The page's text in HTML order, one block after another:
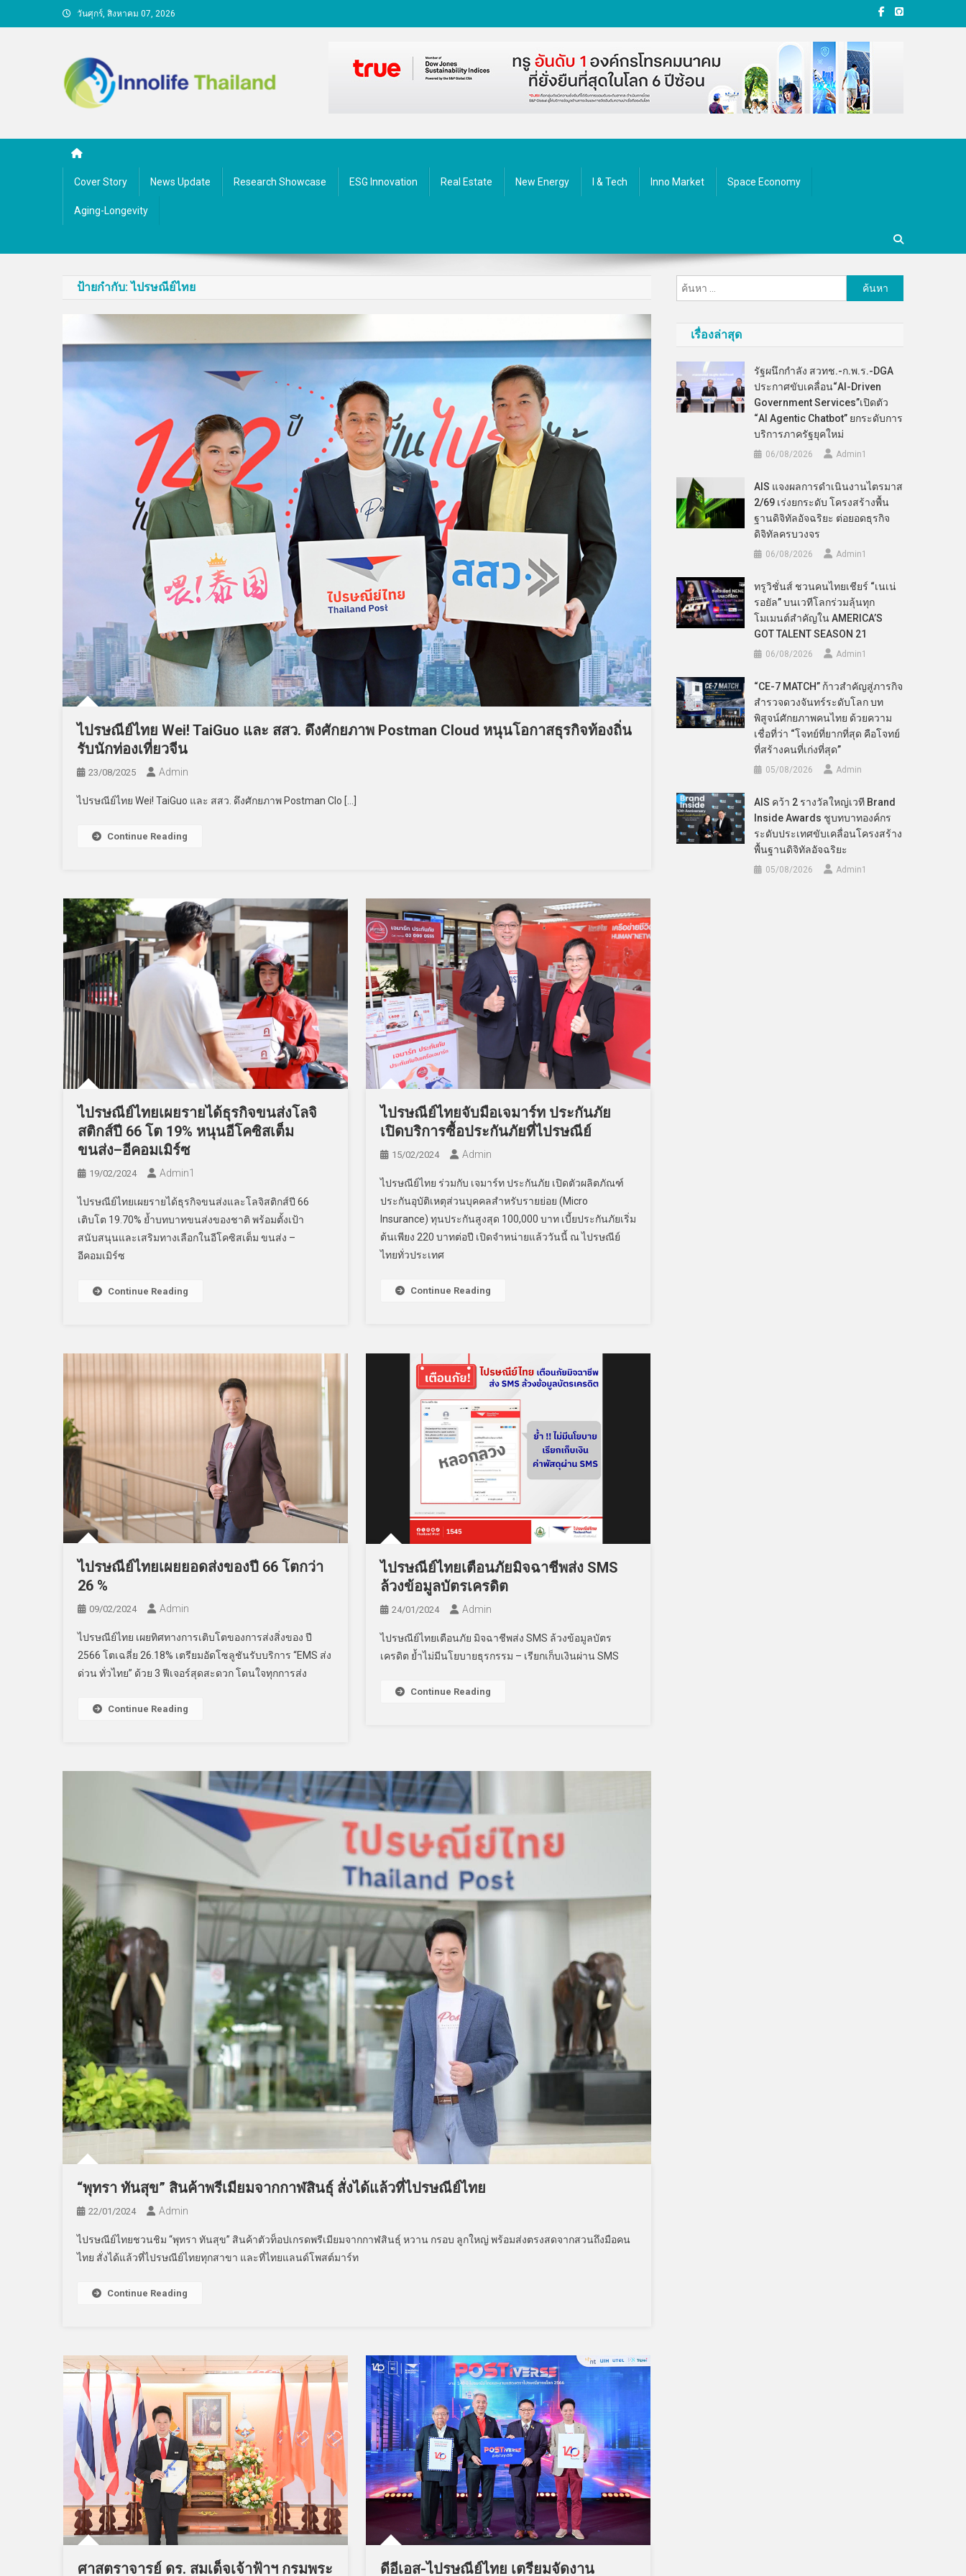
to
วันศุกร์, สิงหาคม 07, 2026
Cover Story News Update Research Showcase ESG Innovation Real Estate New Energy I & Tech Inno Market Space Economy
Aging-Longevity
ป้ายกำกับ:ไปรษณีย์ไทย
ไปรษณีย์ไทย Wei! TaiGuo และ สสว. ดึงศักยภาพ Postman Cloud หนุนโอกาสธุรกิจท้องถิ่น
รับนักท่องเที่ยวจีน
23/08/2025 Admin
ไปรษณีย์ไทย Wei! TaiGuo และ สสว. ดึงศักยภาพ Postman Clo […]
Continue Reading
ไปรษณีย์ไทยเผยรายได้ธุรกิจขนส่งโลจิ
สติกส์ปี 66 โต 19% หนุนอีโคซิสเต็ม
ขนส่ง–อีคอมเมิร์ซ
19/02/2024 Admin​1
ไปรษณีย์ไทยเผยรายได้ธุรกิจขนส่งและโลจิสติกส์ปี 66
เติบโต 19.70% ย้ำบทบาทขนส่งของชาติ พร้อมตั้งเป้า
สนับสนุนและเสริมทางเลือกในอีโคซิสเต็ม ขนส่ง –
อีคอมเมิร์ซ
Continue Reading
ไปรษณีย์ไทยจับมือเจมาร์ท ประกันภัย
เปิดบริการซื้อประกันภัยที่ไปรษณีย์
15/02/2024 Admin
ไปรษณีย์ไทย ร่วมกับ เจมาร์ท ประกันภัย เปิดตัวผลิตภัณฑ์
ประกันอุบัติเหตุส่วนบุคคลสำหรับรายย่อย (Micro
Insurance) ทุนประกันสูงสุด 100,000 บาท เบี้ยประกันภัยเริ่ม
ต้นเพียง 220 บาทต่อปี เปิดจำหน่ายแล้ววันนี้ ณ ไปรษณีย์
ไทยทั่วประเทศ
Continue Reading
ไปรษณีย์ไทยเผยยอดส่งของปี 66 โตกว่า
26 %
09/02/2024 Admin
ไปรษณีย์ไทย เผยทิศทางการเติบโตของการส่งสิ่งของ ปี
2566 โตเฉลี่ย 26.18% เตรียมอัดโซลูชันรับบริการ “EMS ส่ง
ด่วน ทั่วไทย” ด้วย 3 ฟีเจอร์สุดสะดวก โดนใจทุกการส่ง
Continue Reading
ไปรษณีย์ไทยเตือนภัยมิจฉาชีพส่ง SMS
ล้วงข้อมูลบัตรเครดิต
24/01/2024 Admin
ไปรษณีย์ไทยเตือนภัย มิจฉาชีพส่ง SMS ล้วงข้อมูลบัตร
เครดิต ย้ำไม่มีนโยบายธุรกรรม – เรียกเก็บเงินผ่าน SMS
Continue Reading
“พุทรา ทันสุข” สินค้าพรีเมียมจากกาฬสินธุ์ สั่งได้แล้วที่ไปรษณีย์ไทย
22/01/2024 Admin
ไปรษณีย์ไทยชวนชิม “พุทรา ทันสุข” สินค้าตัวท็อปเกรดพรีเมียมจากกาฬสินธุ์ หวาน กรอบ ลูกใหญ่ พร้อมส่งตรงสดจากสวนถึงมือคน
ไทย สั่งได้แล้วที่ไปรษณีย์ไทยทุกสาขา และที่ไทยแลนด์โพสต์มาร์ท
Continue Reading
ศาสตราจารย์ ดร. สมเด็จเจ้าฟ้าฯ กรมพระ ดีอีเอส-ไปรษณีย์ไทย เตรียมจัดงาน
ค้นหา
สำหรับ:
เรื่องล่าสุด
รัฐผนึกกำลัง สวทช.-ก.พ.ร.-DGA
ประกาศขับเคลื่อน“AI-Driven
Government Services”เปิดตัว
“AI Agentic Chatbot” ยกระดับการ
บริการภาครัฐยุคใหม่
06/08/2026 Admin​1
AIS แจงผลการดำเนินงานไตรมาส
2/69 เร่งยกระดับ โครงสร้างพื้น
ฐานดิจิทัลอัจฉริยะ ต่อยอดธุรกิจ
ดิจิทัลครบวงจร
06/08/2026 Admin​1
ทรูวิชั่นส์ ชวนคนไทยเชียร์ “เนเน่
รอยัล” บนเวทีโลกร่วมลุ้นทุก
โมเมนต์สำคัญใน AMERICA’S
GOT TALENT SEASON 21
06/08/2026 Admin​1
“CE-7 MATCH” ก้าวสำคัญสู่ภารกิจ
สำรวจดวงจันทร์ระดับโลก บท
พิสูจน์ศักยภาพคนไทย ด้วยความ
เชื่อที่ว่า “โจทย์ที่ยากที่สุด คือโจทย์
ที่สร้างคนที่เก่งที่สุด”
05/08/2026 Admin
AIS คว้า 2 รางวัลใหญ่เวที Brand
Inside Awards ชูบทบาทองค์กร
ระดับประเทศขับเคลื่อนโครงสร้าง
พื้นฐานดิจิทัลอัจฉริยะ
05/08/2026 Admin​1